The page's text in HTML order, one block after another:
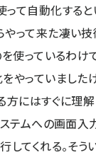
て自動化すると
やって来た凄い
使っているわけ
やっていました
方にはすぐに理
ムへの画面入
してくれる。そ